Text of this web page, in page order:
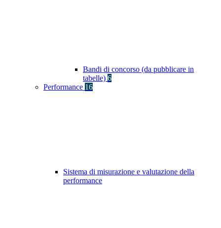
Bandi di concorso (da pubblicare in
tabelle) 6
Performance 16
Sistema di misurazione e valutazione della
performance